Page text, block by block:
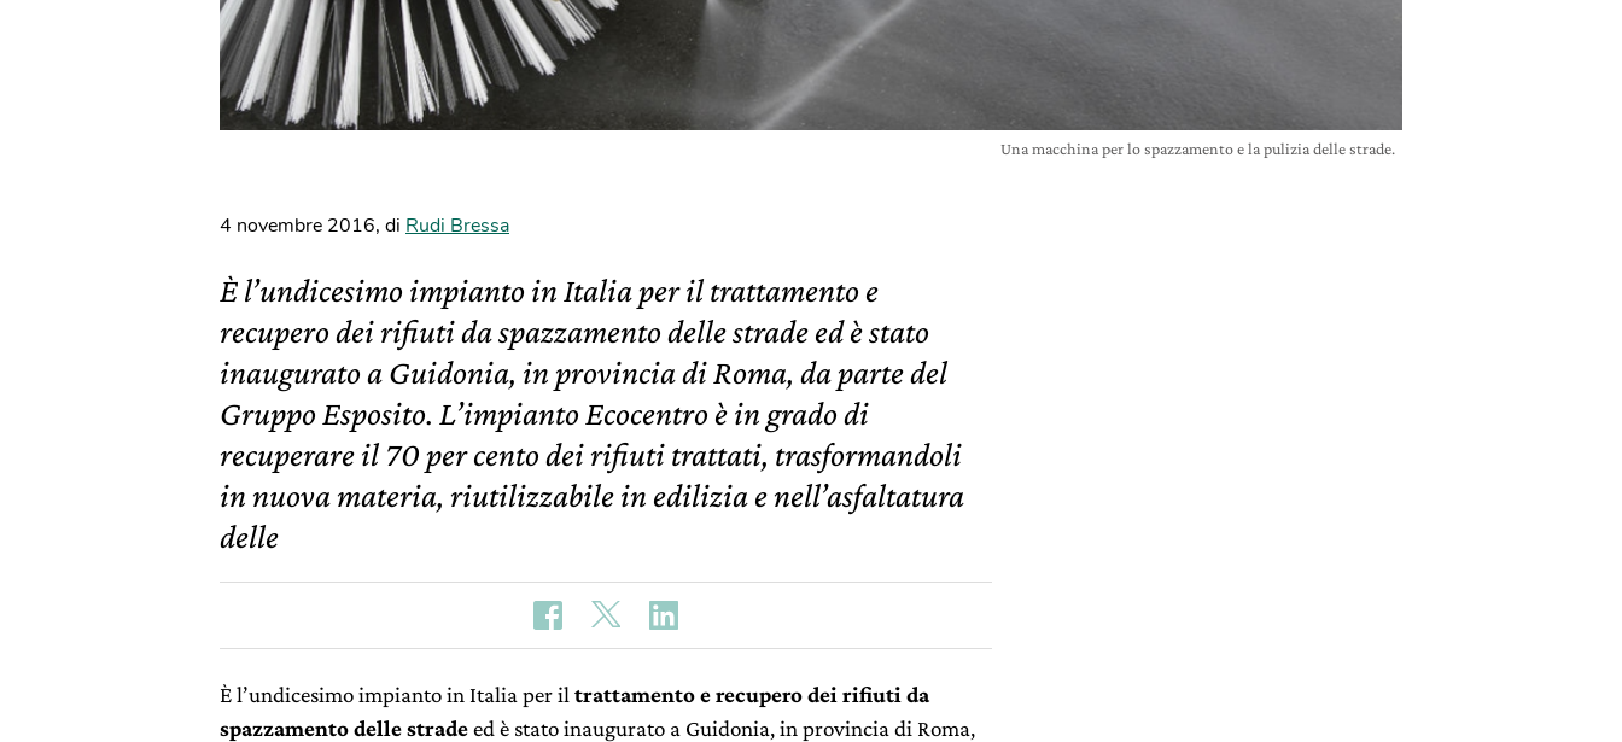
Una macchina per lo spazzamento e la pulizia delle strade.
4 novembre 2016, di Rudi Bressa
È l’undicesimo impianto in Italia per il trattamento e
recupero dei rifiuti da spazzamento delle strade ed è stato
inaugurato a Guidonia, in provincia di Roma, da parte del
Gruppo Esposito. L’impianto Ecocentro è in grado di
recuperare il 70 per cento dei rifiuti trattati, trasformandoli
in nuova materia, riutilizzabile in edilizia e nell’asfaltatura
delle
È l’undicesimo impianto in Italia per il trattamento e recupero dei rifiuti da
spazzamento delle stradeed è stato inaugurato a Guidonia, in provincia di Roma,